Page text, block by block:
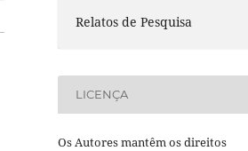
Relatos de Pesquisa
LICENÇA
Os Autores mantêm os direitos